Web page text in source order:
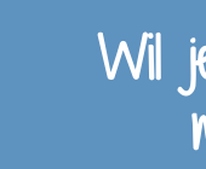
Wil